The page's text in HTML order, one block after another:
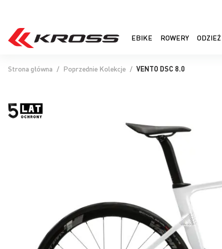
EBIKE ROWERY ODZIEŻ
Strona główna Poprzednie Kolekcje VENTO DSC 8.0
koniec
galerii